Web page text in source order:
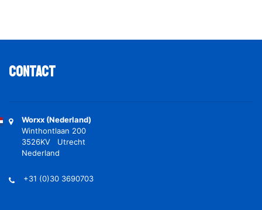
Contact
Worxx (Nederland)
Winthontlaan 200
3526KV Utrecht
Nederland
+31 (0)30 3690703